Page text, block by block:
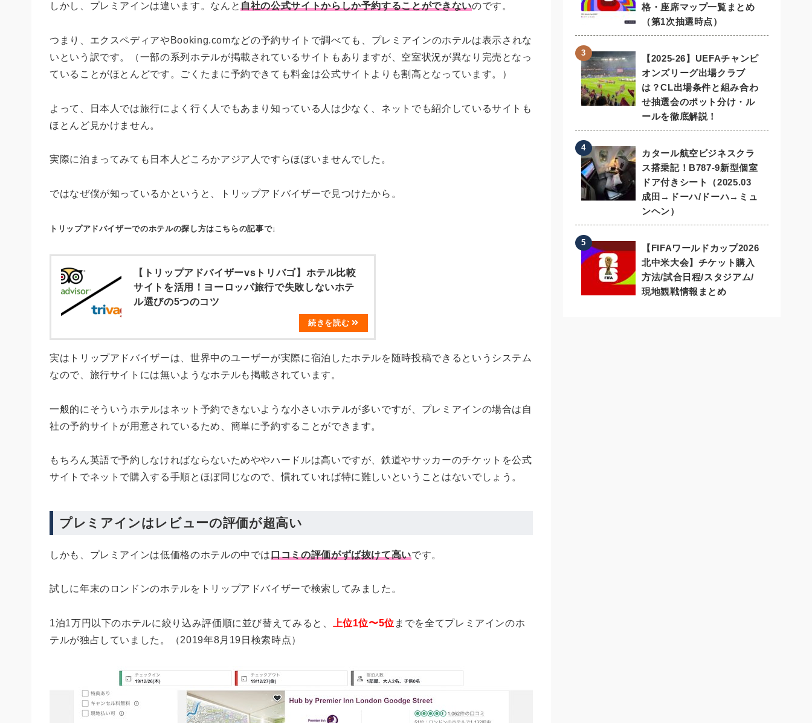
しかし、プレミアインは違います。なんと自社の公式サイトからしか予約することができないのです。
つまり、エクスペディアやBooking.comなどの予約サイトで調べても、プレミアインのホテルは表示されな
いという訳です。（一部の系列ホテルが掲載されているサイトもありますが、空室状況が異なり完売となっ
ていることがほとんどです。ごくたまに予約できても料金は公式サイトよりも割高となっています。）
よって、日本人では旅行によく行く人でもあまり知っている人は少なく、ネットでも紹介しているサイトも
ほとんど見かけません。
実際に泊まってみても日本人どころかアジア人ですらほぼいませんでした。
ではなぜ僕が知っているかというと、トリップアドバイザーで見つけたから。
トリップアドバイザーでのホテルの探し方はこちらの記事で↓
【トリップアドバイザーvsトリバゴ】ホテル比較
サイトを活用！ヨーロッパ旅行で失敗しないホテ
ル選びの5つのコツ
実はトリップアドバイザーは、世界中のユーザーが実際に宿泊したホテルを随時投稿できるというシステム
なので、旅行サイトには無いようなホテルも掲載されています。
一般的にそういうホテルはネット予約できないような小さいホテルが多いですが、プレミアインの場合は自
社の予約サイトが用意されているため、簡単に予約することができます。
もちろん英語で予約しなければならないためややハードルは高いですが、鉄道やサッカーのチケットを公式
サイトでネットで購入する手順とほぼ同じなので、慣れていれば特に難しいということはないでしょう。
プレミアインはレビューの評価が超高い
しかも、プレミアインは低価格のホテルの中では口コミの評価がずば抜けて高いです。
試しに年末のロンドンのホテルをトリップアドバイザーで検索してみました。
1泊1万円以下のホテルに絞り込み評価順に並び替えてみると、 上位1位〜5位 までを全てプレミアインのホ
テルが独占していました。（2019年8月19日検索時点）
格・座席マップ一覧まとめ
（第1次抽選時点）
【2025-26】UEFAチャンピ
オンズリーグ出場クラブ
は？CL出場条件と組み合わ
せ抽選会のポット分け・ル
ールを徹底解説！
カタール航空ビジネスクラ
ス搭乗記！B787-9新型個室
ドア付きシート（2025.03
成田→ドーハ/ドーハ→ミュ
ンヘン）
【FIFAワールドカップ2026
北中米大会】チケット購入
方法/試合日程/スタジアム/
現地観戦情報まとめ